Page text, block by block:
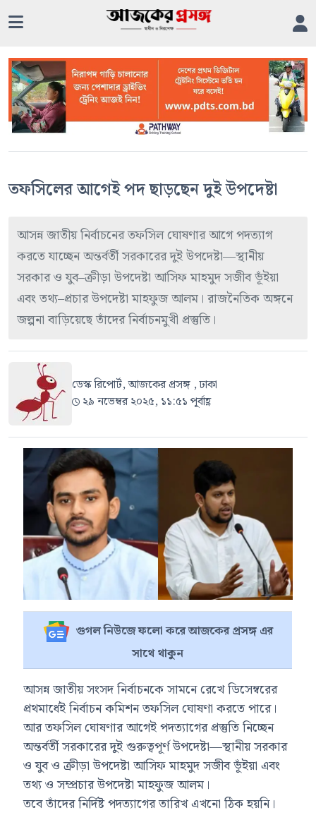
তফসিলের আগেই পদ ছাড়ছেন দুই উপদেষ্টা
আসন্ন জাতীয় নির্বাচনের তফসিল ঘোষণার আগে পদত্যাগ
করতে যাচ্ছেন অন্তর্বর্তী সরকারের দুই উপদেষ্টা—স্থানীয়
সরকার ও যুব–ক্রীড়া উপদেষ্টা আসিফ মাহমুদ সজীব ভূঁইয়া
এবং তথ্য–প্রচার উপদেষ্টা মাহফুজ আলম। রাজনৈতিক অঙ্গনে
জল্পনা বাড়িয়েছে তাঁদের নির্বাচনমুখী প্রস্তুতি।
ডেস্ক রিপোর্ট, আজকের প্রসঙ্গ , ঢাকা
২৯ নভেম্বর ২০২৫, ১১:৫১ পূর্বাহ্ণ
গুগল নিউজে ফলো করে আজকের প্রসঙ্গ এর
সাথে থাকুন
আসন্ন জাতীয় সংসদ নির্বাচনকে সামনে রেখে ডিসেম্বরের
প্রথমার্ধেই নির্বাচন কমিশন তফসিল ঘোষণা করতে পারে।
আর তফসিল ঘোষণার আগেই পদত্যাগের প্রস্তুতি নিচ্ছেন
অন্তর্বর্তী সরকারের দুই গুরুত্বপূর্ণ উপদেষ্টা—স্থানীয় সরকার
ও যুব ও ক্রীড়া উপদেষ্টা আসিফ মাহমুদ সজীব ভূঁইয়া এবং
তথ্য ও সম্প্রচার উপদেষ্টা মাহফুজ আলম।
তবে তাঁদের নির্দিষ্ট পদত্যাগের তারিখ এখনো ঠিক হয়নি।